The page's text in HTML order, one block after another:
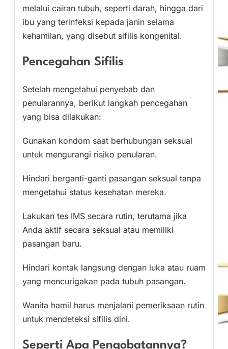
melalui cairan tubuh, seperti darah, hingga dari
ibu yang terinfeksi kepada janin selama
kehamilan, yang disebut sifilis kongenital.
Pencegahan Sifilis
Setelah mengetahui penyebab dan
penularannya, berikut langkah pencegahan
yang bisa dilakukan:
Gunakan kondom saat berhubungan seksual
untuk mengurangi risiko penularan.
Hindari berganti-ganti pasangan seksual tanpa
mengetahui status kesehatan mereka.
Lakukan tes IMS secara rutin, terutama jika
Anda aktif secara seksual atau memiliki
pasangan baru.
Hindari kontak langsung dengan luka atau ruam
yang mencurigakan pada tubuh pasangan.
Wanita hamil harus menjalani pemeriksaan rutin
untuk mendeteksi sifilis dini.
Seperti Apa Pengobatannya?